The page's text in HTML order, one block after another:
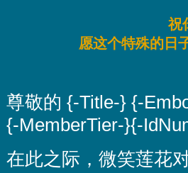
祝
愿这个特殊的日
尊敬的 {-Title-} {-
{-MemberTier-}{-
在此之际，微笑莲花